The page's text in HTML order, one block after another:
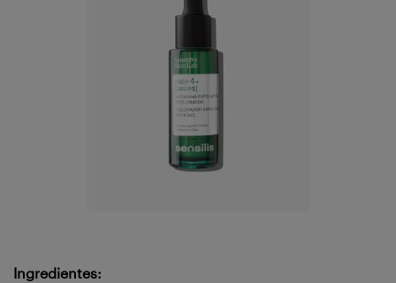
Ingredientes: